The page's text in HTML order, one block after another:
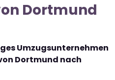
Dortmund
Umzugsunternehmen
Dortmund nach